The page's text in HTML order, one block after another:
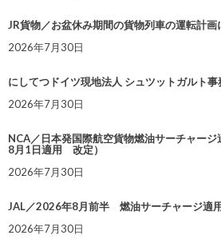
JR貨物／お盆休み期間の貨物列車の運転計画
2026年7月30日
にしてつドイツ現地法人 シュツットガルト
2026年7月30日
NCA／日本発国際航空貨物燃油サーチャー
8月1日適用 改定）
2026年7月30日
JAL／2026年8月前半 燃油サーチャージ適
2026年7月30日